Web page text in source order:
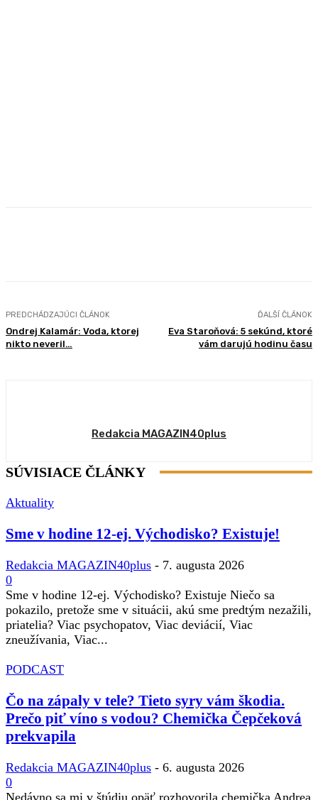
PREDCHÁDZAJÚCI ČLÁNOK
Ondrej Kalamár: Voda, ktorej
nikto neveril…
ĎALŠÍ ČLÁNOK
Eva Staroňová: 5 sekúnd, ktoré
vám darujú hodinu času
Redakcia MAGAZIN40plus
SÚVISIACE ČLÁNKY
Aktuality
Sme v hodine 12-ej. Východisko? Existuje!
Redakcia MAGAZIN40plus - 7. augusta 2026
0
Sme v hodine 12-ej. Východisko? Existuje Niečo sa
pokazilo, pretože sme v situácii, akú sme predtým nezažili,
priatelia? Viac psychopatov, Viac deviácií, Viac
zneužívania, Viac...
PODCAST
Čo na zápaly v tele? Tieto syry vám škodia.
Prečo piť víno s vodou? Chemička Čepčeková
prekvapila
Redakcia MAGAZIN40plus - 6. augusta 2026
0